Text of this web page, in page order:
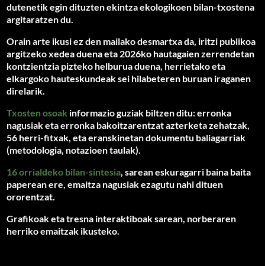
dutenetik egin dituzten ekintza ekologikoen bilan-txostena
argitaratzen du.
Orain arte ikusi ez den mailako desmartxa da, iritzi publikoa
argitzeko xedea duena eta 2026ko hautagaien zerrendetan
kontzientzia pizteko helburua duena, herrietako eta
elkargoko hauteskundeak sei hilabeteren buruan iraganen
direlarik.
Txosten osoak informazio guziak biltzen ditu: erronka
nagusiak eta erronka bakoitzarentzat azterketa zehatzak,
56 herri-fitxak, eta eranskinetan dokumentu baliagarriak
(metodologia, notazioen taulak).
16 orrialdeko bilan-sintesia, sarean eskuragarri baina baita
paperean ere, emaitza nagusiak ezagutu nahi dituen
ororentzat.
Grafikoak eta tresna interaktiboak sarean, norberaren
herriko emaitzak ikusteko.